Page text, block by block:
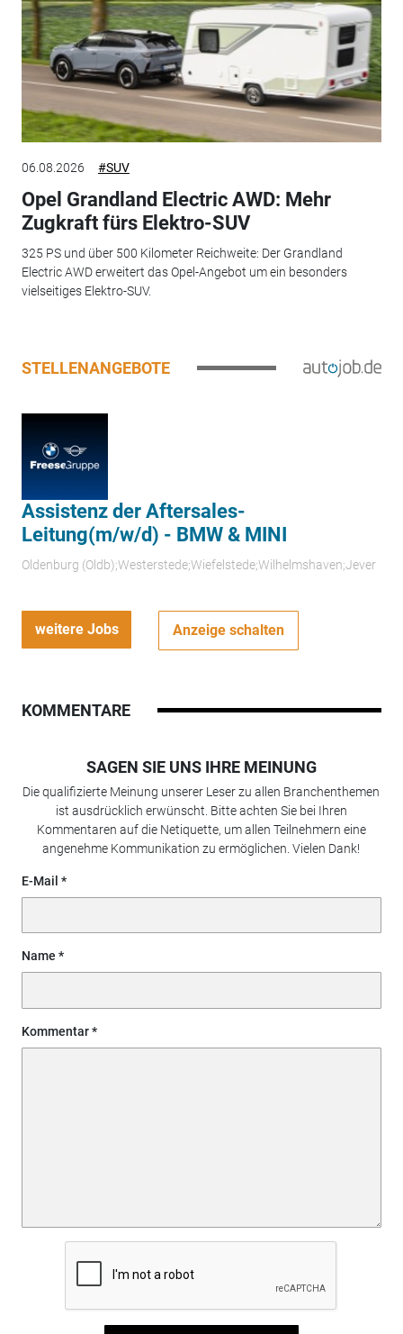
06.08.2026 #SUV
Opel Grandland Electric AWD: Mehr
Zugkraft fürs Elektro-SUV
325 PS und über 500 Kilometer Reichweite: Der Grandland
Electric AWD erweitert das Opel-Angebot um ein besonders
vielseitiges Elektro-SUV.
STELLENANGEBOTE
Assistenz der Aftersales-
Leitung(m/w/d) - BMW & MINI
Oldenburg (Oldb);Westerstede;Wiefelstede;Wilhelmshaven;Jever
weitere Jobs Anzeige schalten
KOMMENTARE
SAGEN SIE UNS IHRE MEINUNG
Die qualifizierte Meinung unserer Leser zu allen Branchenthemen
ist ausdrücklich erwünscht. Bitte achten Sie bei Ihren
Kommentaren auf die Netiquette, um allen Teilnehmern eine
angenehme Kommunikation zu ermöglichen. Vielen Dank!
E-Mail
Name
Kommentar